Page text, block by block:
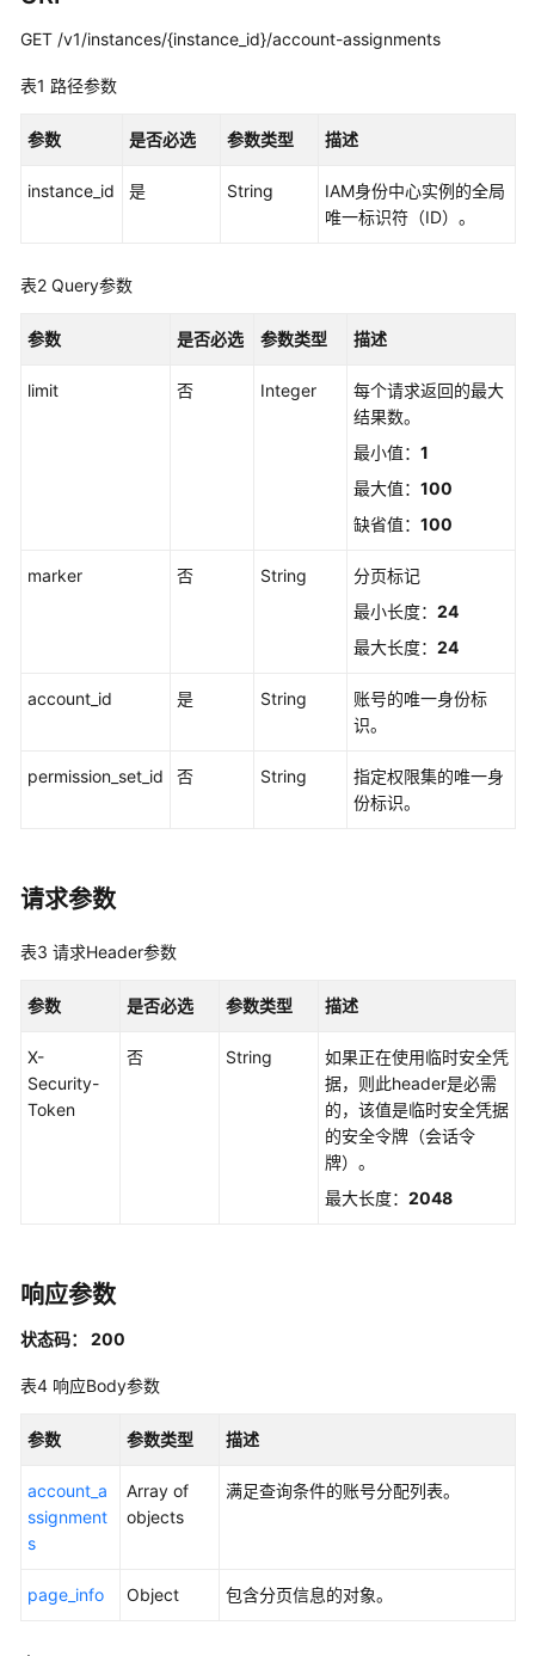
览
用
置
理
账
理
-
DeleteAccountAssignment
查
账
分
配
状
GET /v1/instances/{instance_id}/account-assignments
表1 路径参数
参数 是否必选 参数类型 描述
instance_id 是 String
IAM身份中心实例的全局
唯一标识符（ID）。
表2 Query参数
参数 是否必选 参数类型 描述
limit 否 Integer
每个请求返回的最大
结果数。
最小值： 1
最大值： 100
缺省值： 100
marker 否 String
分页标记
最小长度： 24
最大长度： 24
account_id 是 String
账号的唯一身份标
识。
permission_set_id 否 String
指定权限集的唯一身
份标识。
请求参数
表3 请求Header参数
参数 是否必选 参数类型 描述
X-
Security-
Token
否 String
如果正在使用临时安全凭
据，则此header是必需
的，该值是临时安全凭据
的安全令牌（会话令
牌）。
最大长度： 2048
响应参数
状态码： 200
表4 响应Body参数
参数 参数类型 描述
account_a
ssignment
s
Array of
objects
满足查询条件的账号分配列表。
page_info Object 包含分页信息的对象。